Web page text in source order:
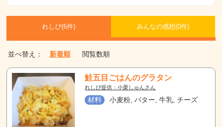
れしぴ(6件) みんなの感想(0件)
並べ替え： 新着順 閲覧数順
鮭五目ごはんのグラタン
れしぴ提供：小栗しゅんさん
材料 小麦粉, バター, 牛乳, チーズ